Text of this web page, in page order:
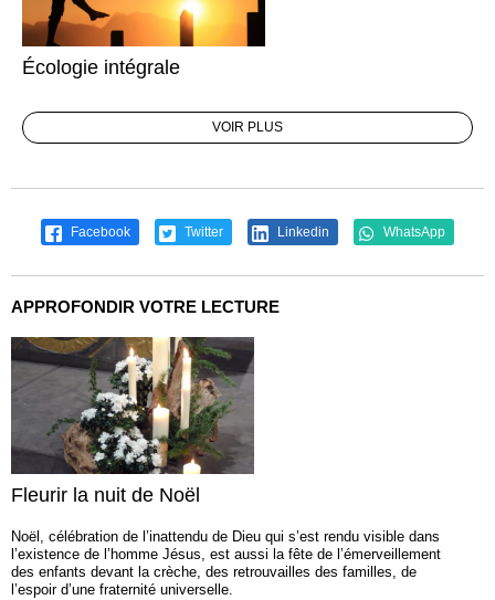
Écologie intégrale
VOIR PLUS
Facebook Twitter Linkedin WhatsApp
APPROFONDIR VOTRE LECTURE
Fleurir la nuit de Noël
Noël, célébration de l’inattendu de Dieu qui s’est rendu visible dans
l’existence de l’homme Jésus, est aussi la fête de l’émerveillement
des enfants devant la crèche, des retrouvailles des familles, de
l’espoir d’une fraternité universelle.